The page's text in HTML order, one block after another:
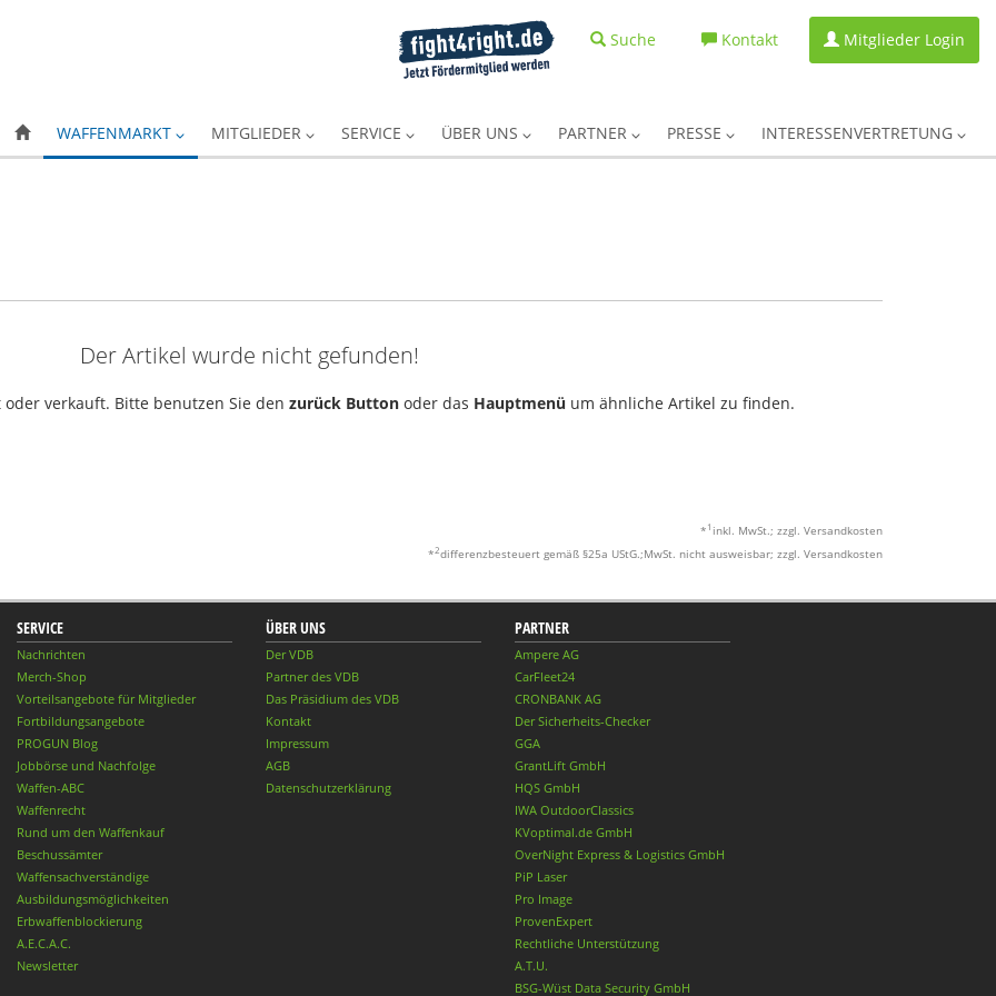
Suche Kontakt Mitglieder Login
WAFFENMARKT MITGLIEDER SERVICE ÜBER UNS PARTNER PRESSE INTERESSENVERTRETUNG
Der Artikel wurde nicht gefunden!
verkauft. Bitte benutzen Sie den zurück Button oder das Hauptmenü um ähnliche Artikel zu finden.
* 1 inkl. MwSt.; zzgl. Versandkosten
*2differenzbesteuert gemäß §25a UStG.;MwSt. nicht ausweisbar; zzgl. Versandkosten
SERVICE
Nachrichten
Merch-Shop
Vorteilsangebote für Mitglieder
Fortbildungsangebote
PROGUN Blog
Jobbörse und Nachfolge
Waffen-ABC
Waffenrecht
Rund um den Waffenkauf
Beschussämter
Waffensachverständige
Ausbildungsmöglichkeiten
Erbwaffenblockierung
A.E.C.A.C.
Newsletter
ÜBER UNS
Der VDB
Partner des VDB
Das Präsidium des VDB
Kontakt
Impressum
AGB
Datenschutzerklärung
PARTNER
Ampere AG
CarFleet24
CRONBANK AG
Der Sicherheits-Checker
GGA
GrantLift GmbH
HQS GmbH
IWA OutdoorClassics
KVoptimal.de GmbH
OverNight Express & Logistics GmbH
PiP Laser
Pro Image
ProvenExpert
Rechtliche Unterstützung
A.T.U.
BSG-Wüst Data Security GmbH